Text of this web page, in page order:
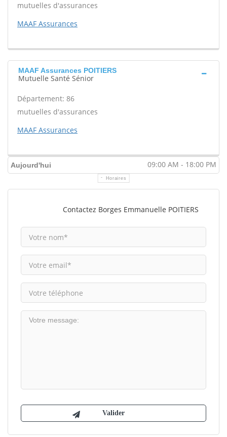
mutuelles d'assurances
MAAF Assurances
MAAF Assurances POITIERS
Mutuelle Santé Sénior
Département: 86
mutuelles d'assurances
MAAF Assurances
Aujourd'hui 09:00 AM - 18:00 PM
Horaires
Contactez Borges Emmanuelle POITIERS